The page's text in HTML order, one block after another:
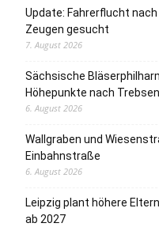
Update: Fahrerflucht
Zeugen gesucht
7. August 2026
Sächsische
Höhepunkte nach Trebsen
6. August 2026
Wallgraben und
Einbahnstraße
6. August 2026
Leipzig plant höhere
ab 2027